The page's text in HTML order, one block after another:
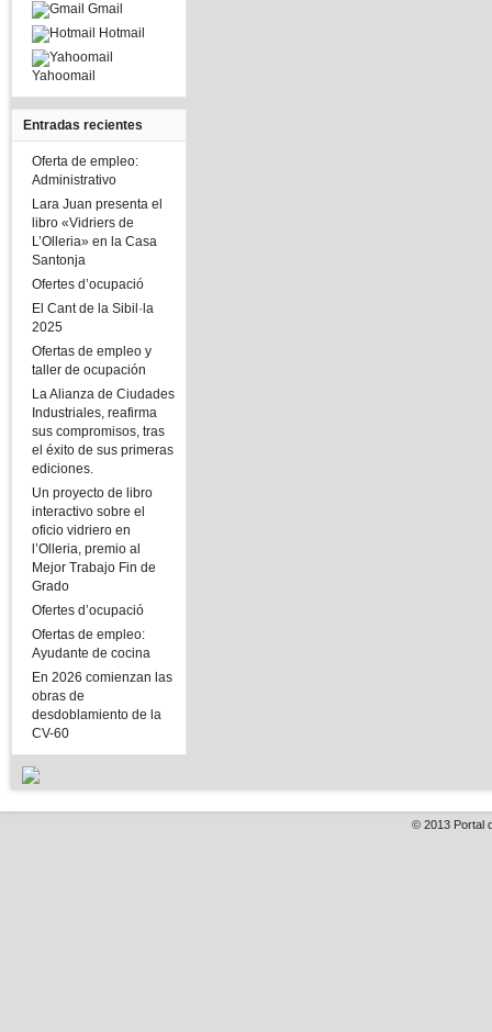
Gmail
Hotmail
Yahoomail
Entradas recientes
Oferta de empleo:
Administrativo
Lara Juan presenta el
libro «Vidriers de
L’Olleria» en la Casa
Santonja
Ofertes d’ocupació
El Cant de la Sibil·la
2025
Ofertas de empleo y
taller de ocupación
La Alianza de Ciudades
Industriales, reafirma
sus compromisos, tras
el éxito de sus primeras
ediciones.
Un proyecto de libro
interactivo sobre el
oficio vidriero en
l’Olleria, premio al
Mejor Trabajo Fin de
Grado
Ofertes d’ocupació
Ofertas de empleo:
Ayudante de cocina
En 2026 comienzan las
obras de
desdoblamiento de la
CV-60
© 2013 Portal